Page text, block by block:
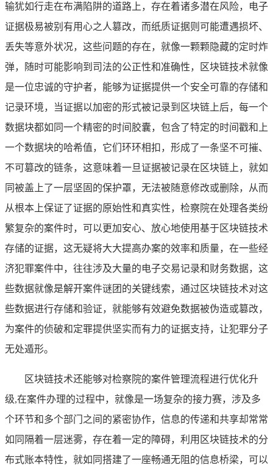
输犹如行走在布满陷阱的道路上，存在着诸多潜在风险，电子
证据极易被别有用心之人篡改，而纸质证据则可能遭遇损坏、
丢失等意外状况，这些问题的存在，就像一颗颗隐藏的定时炸
弹，随时可能影响到司法的公正性和准确性，区块链技术就像
是一位忠诚的守护者，能够为证据提供一个安全可靠的存储和
记录环境，当证据以加密的形式被记录到区块链上后，每一个
数据块都如同一个精密的时间胶囊，包含了特定的时间戳和上
一个数据块的哈希值，它们环环相扣，形成了一条坚不可摧、
不可篡改的链条，这意味着一旦证据被记录在区块链上，就如
同被盖上了一层坚固的保护罩，无法被随意修改或删除，从而
从根本上保证了证据的原始性和真实性，检察院在处理各类纷
繁复杂的案件时，可以更加安心、放心地使用基于区块链技术
存储的证据，这无疑将大大提高办案的效率和质量，在一些经
济犯罪案件中，往往涉及大量的电子交易记录和财务数据，这
些数据就像是解开案件谜团的关键线索，通过区块链技术对这
些数据进行存储和验证，就能够有效避免数据被伪造或篡改，
为案件的侦破和定罪提供坚实而有力的证据支持，让犯罪分子
无处遁形。
区块链技术还能够对检察院的案件管理流程进行优化升
级,在案件办理的过程中，就像是一场复杂的接力赛，涉及多
个环节和多个部门之间的紧密协作，信息的传递和共享却常常
如同隔着一层迷雾，存在着一定的障碍，利用区块链技术的分
布式账本特性，就如同搭建了一座畅通无阻的信息桥梁，可以